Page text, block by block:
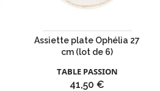
Assiette plate Ophélia 27
cm (lot de 6)
TABLE PASSION
Prix
41,50 €